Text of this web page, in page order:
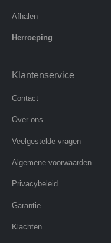
Afhalen
Herroeping
Klantenservice
Contact
Over ons
Veelgestelde vragen
Algemene voorwaarden
Privacybeleid
Garantie
Klachten